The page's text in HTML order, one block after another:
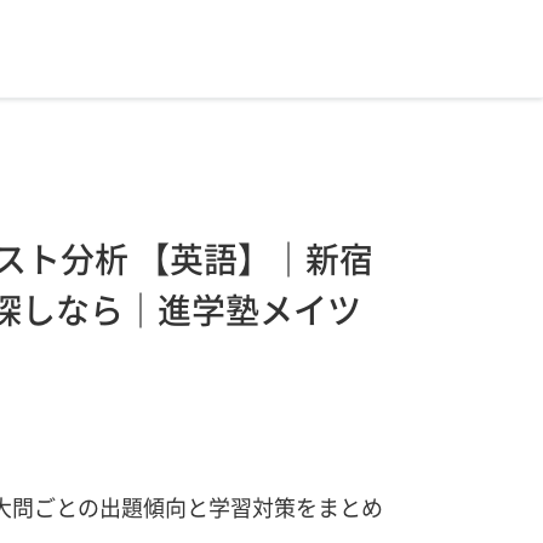
分析 【英語】｜新宿
しなら｜進学塾メイツ
ごとの出題傾向と学習対策をまとめ